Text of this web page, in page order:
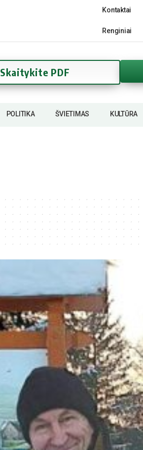
Kontaktai
Renginiai
Skaitykite PDF
POLITIKA ŠVIETIMAS KULTŪRA